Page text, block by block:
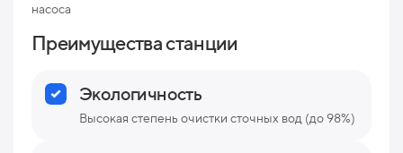
насоса
Преимущества станции
Экологичность
Высокая степень очистки сточных вод (до 98%)